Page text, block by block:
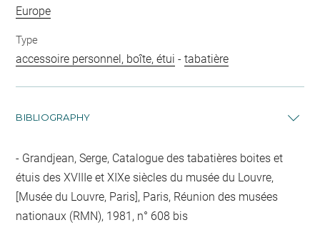
Europe
Type
accessoire personnel, boîte, étui -tabatière
BIBLIOGRAPHY
Grandjean, Serge, Catalogue des tabatières boites et
étuis des XVIIIe et XIXe siècles du musée du Louvre,
[Musée du Louvre, Paris], Paris, Réunion des musées
nationaux (RMN), 1981, n° 608 bis